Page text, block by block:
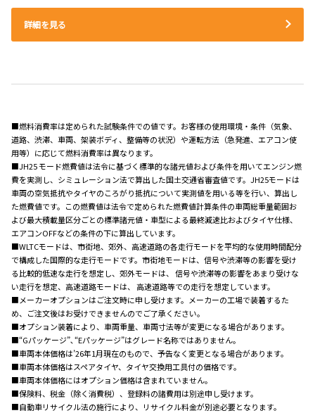
詳細を見る
■燃料消費率は定められた試験条件での値です。お客様の使用環境・条件（気象、
道路、渋滞、車両、架装ボディ、整備等の状況）や運転方法（急発進、エアコン使
用等）に応じて燃料消費率は異なります。
■JH25 モード燃費値は法令に基づく標準的な諸元値および条件を用いてエンジン燃
費を実測し、シミュレーション法で算出した国土交通省審査値です。JH25モードは
車両の空気抵抗やタイヤのころがり抵抗について実測値を用いる等を行い、算出し
た燃費値です。この燃費値は法令で定められた燃費値計算条件の車両総重量範囲お
よび最大積載量区分ごとの標準諸元値・車型による最終減速比およびタイヤ仕様、
エアコンOFFなどの条件の下に算出しています。
■WLTCモードは、市街地、郊外、高速道路の各走行モードを平均的な使用時間配分
で構成した国際的な走行モードです。市街地モードは、信号や渋滞等の影響を受け
る比較的低速な走行を想定し、郊外モードは、 信号や渋滞等の影響をあまり受けな
い走行を想定、高速道路モードは、 高速道路等での走行を想定しています。
■メーカーオプションはご注文時に申し受けます。メーカーの工場で装着するた
め、ご注文後はお受けできませんのでご了承ください。
■オプション装着により、車両重量、車両寸法等が変更になる場合があります。
■“Gパッケージ”､“Eパッケージ”はグレード名称ではありません。
■車両本体価格は’26年1月現在のもので、予告なく変更となる場合があります。
■車両本体価格はスペアタイヤ、タイヤ交換用工具付の価格です。
■車両本体価格にはオプション価格は含まれていません。
■保険料、税金（除く消費税）、登録料の諸費用は別途申し受けます。
■自動車リサイクル法の施行により、リサイクル料金が別途必要となります。